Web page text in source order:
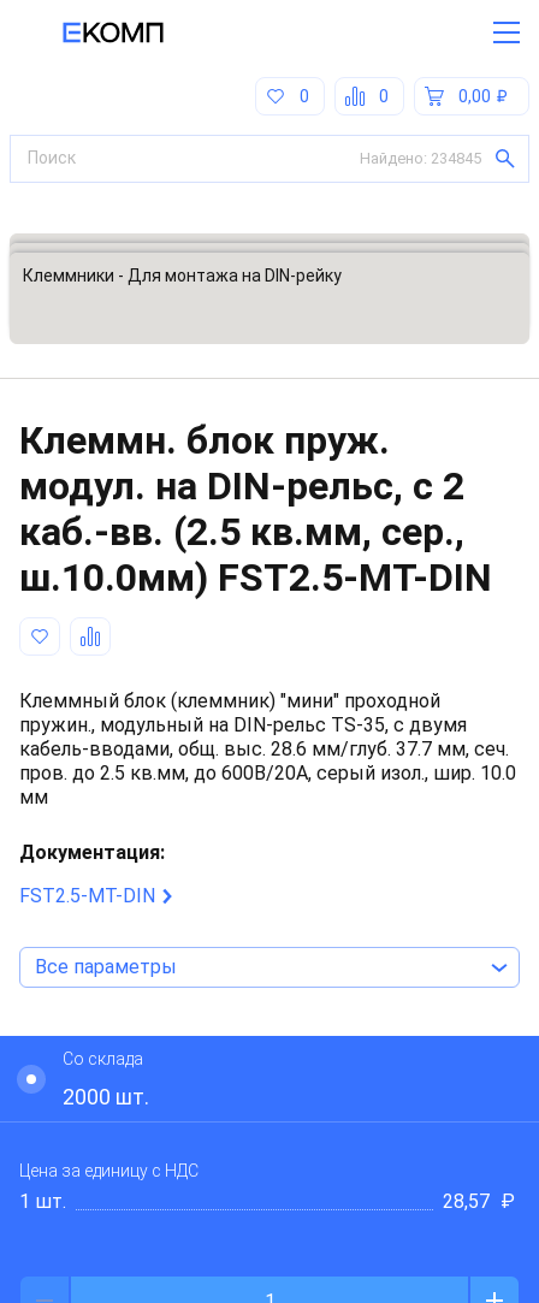
0,00
0
0
Найдено: 234845
Все категории
Разъемы, соединители
Клеммники - Для монтажа на DIN-рейку
Клеммн. блок пруж.
модул. на DIN-рельс, с 2
каб.-вв. (2.5 кв.мм, сер.,
ш.10.0мм) FST2.5-MT-DIN
Клеммный блок (клеммник) "мини" проходной
пружин., модульный на DIN-рельс TS-35, с двумя
кабель-вводами, общ. выс. 28.6 мм/глуб. 37.7 мм, сеч.
пров. до 2.5 кв.мм, до 600В/20А, серый изол., шир. 10.0
мм
Документация:
FST2.5-MT-DIN
Все параметры
Fucon
Со склада
2000 шт.
Цена за единицу с НДС
1 шт. 28,57 ₽